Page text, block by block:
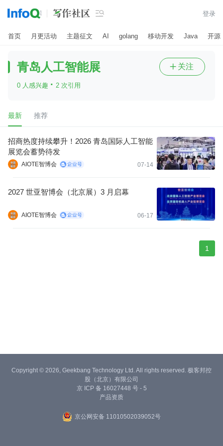
 登录
首页 月更活动 主题征文 AI golang 移动开发 Java 开源
青岛人工智能展
0 人感兴趣 · 2 次引用
 关注
最新 推荐
招商热度持续攀升！2026 青岛国际人工智能
展览会蓄势待发
AIOTE智博会 07-14
2027 世亚智博会（北京展）3 月启幕
AIOTE智博会 06-17
1
Copyright © 2026, Geekbang Technology Ltd. All rights reserved. 极客邦控
股（北京）有限公司
京 ICP 备 16027448 号 - 5
产品资质
京公网安备 11010502039052号